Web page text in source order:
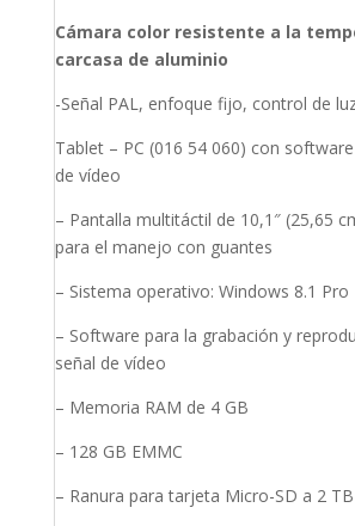
Cámara color resistente a la
carcasa de aluminio
-Señal PAL, enfoque fijo, control de
Tablet – PC (016 54 060) con
de vídeo
– Pantalla multitáctil de 10,1″ (25,65
para el manejo con guantes
– Sistema operativo: Windows 8.1 Pro
– Software para la grabación y
señal de vídeo
– Memoria RAM de 4 GB
– 128 GB EMMC
– Ranura para tarjeta Micro-SD a 2 TB